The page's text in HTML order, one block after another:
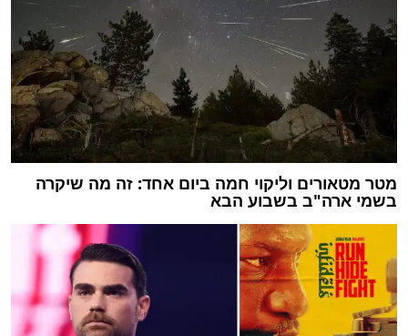
מטר מטאורים וליקוי חמה ביום אחד: זה מה שיקרה
בשמי ארה"ב בשבוע הבא